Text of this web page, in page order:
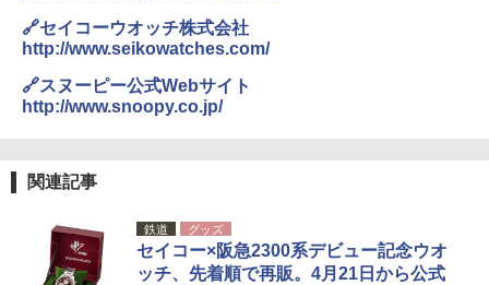
ーティング フルクローズ メッシュ 3-4人用
簡単設置 ポップアップテント エクルベージ
ュ(BC仕様) PATC-150B(EB)
￥9,990
ATCW-150B エクルベージュ
￥-
ポインターライト 強力 小型 緑色/赤色/青紫色
USB充電式 高精度 超長距離照射 長時間使用
可能 安全ロック付き 高安全性 金属製耐久 コ
ンパクト多機能設計 持ち運び便利 アウトド
ア/オフィス/教育現場/展示会用 緑
ット 5000mm耐水圧 210D生地 遮光
￥6,579
🔗セイコーウオッチ株式会社
http://www.seikowatches.com/
🔗スヌーピー公式Webサイト
http://www.snoopy.co.jp/
関連記事
鉄道 グッズ
セイコー×阪急2300系デビュー記念ウオ
ッチ、先着順で再販。4月21日から公式